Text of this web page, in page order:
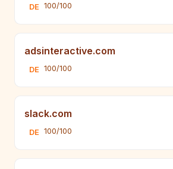
DE 100/100
adsinteractive.com
DE 100/100
slack.com
DE 100/100